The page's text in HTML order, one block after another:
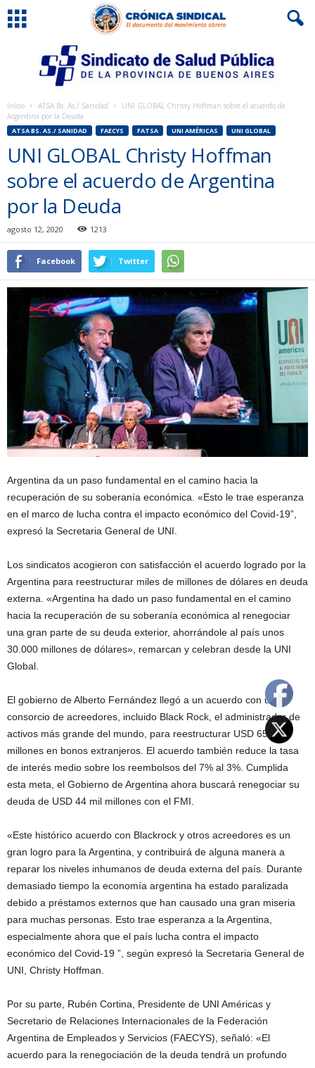
Inicio ATSA Bs. As./ Sanidad
UNI GLOBAL Christy Hoffman sobre el acuerdo de
Argentina por la Deuda
ATSA BS. AS./ SANIDAD FAECYS FATSA UNI AMÉRICAS UNI GLOBAL
UNI GLOBAL Christy Hoffman
sobre el acuerdo de Argentina
por la Deuda
agosto 12, 2020 1213
Facebook Twitter
Argentina da un paso fundamental en el camino hacia la
recuperación de su soberanía económica. «Esto le trae esperanza
en el marco de lucha contra el impacto económico del Covid-19”,
expresó la Secretaria General de UNI.
Los sindicatos acogieron con satisfacción el acuerdo logrado por la
Argentina para reestructurar miles de millones de dólares en deuda
externa. «Argentina ha dado un paso fundamental en el camino
hacia la recuperación de su soberanía económica al renegociar
una gran parte de su deuda exterior, ahorrándole al país unos
30.000 millones de dólares», remarcan y celebran desde la UNI
Global.
El gobierno de Alberto Fernández llegó a un acuerdo con un
consorcio de acreedores, incluido Black Rock, el administrador de
activos más grande del mundo, para reestructurar USD 65.000
millones en bonos extranjeros. El acuerdo también reduce la tasa
de interés medio sobre los reembolsos del 7% al 3%. Cumplida
esta meta, el Gobierno de Argentina ahora buscará renegociar su
deuda de USD 44 mil millones con el FMI.
«Este histórico acuerdo con Blackrock y otros acreedores es un
gran logro para la Argentina, y contribuirá de alguna manera a
reparar los niveles inhumanos de deuda externa del país. Durante
demasiado tiempo la economía argentina ha estado paralizada
debido a préstamos externos que han causado una gran miseria
para muchas personas. Esto trae esperanza a la Argentina,
especialmente ahora que el país lucha contra el impacto
económico del Covid-19 ”, según expresó la Secretaria General de
UNI, Christy Hoffman.
Por su parte, Rubén Cortina, Presidente de UNI Américas y
Secretario de Relaciones Internacionales de la Federación
Argentina de Empleados y Servicios (FAECYS), señaló: «El
acuerdo para la renegociación de la deuda tendrá un profundo